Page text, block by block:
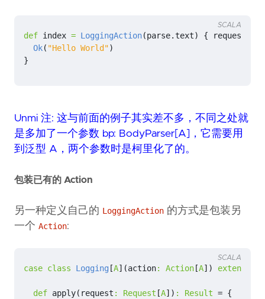
def index = LoggingAction(parse.text) { request
Ok( "Hello World")
}
SCALA
Unmi 注: 这与前面的例子其实差不多，不同之处就
是多加了一个参数 bp: BodyParser[A]，它需要用
到泛型 A，两个参数时是柯里化了的。
包装已有的 Action
另一种定义自己的 LoggingAction 的方式是包装另
一个 Action:
case class Logging [A](action: Action [A]) extends
def apply( request : Request [A]) : Result = {
SCALA